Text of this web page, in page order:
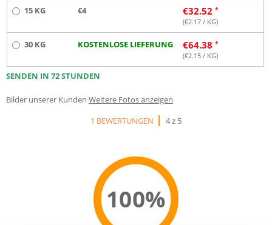
15 KG €4 €32.52
(€2.17 / KG)
30 KG KOSTENLOSE LIEFERUNG €64.38
(€2.15 / KG)
SENDEN IN 72 STUNDEN
Bilder unserer Kunden Weitere Fotos anzeigen
1 BEWERTUNGEN
4 z 5
100%